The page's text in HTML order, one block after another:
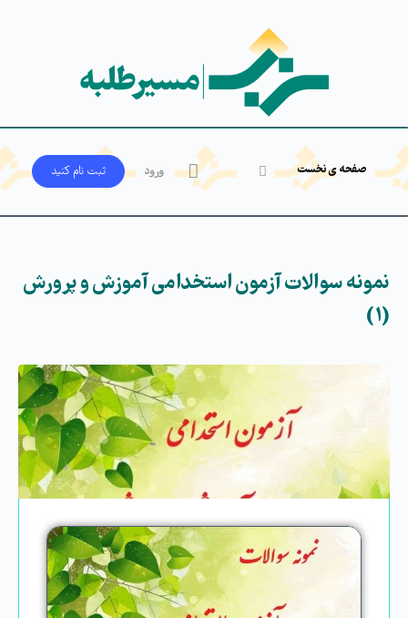
صفحه ی نخست ورود ثبت‌ نام کنید
نمونه سوالات آزمون استخدامی آموزش و پرورش
(۱)